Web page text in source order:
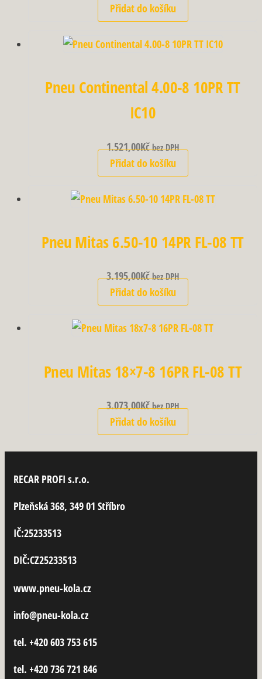
Přidat do košíku
Pneu Continental 4.00-8 10PR TT
IC10
1.521,00Kč bez DPH
Přidat do košíku
Pneu Mitas 6.50-10 14PR FL-08 TT
3.195,00Kč bez DPH
Přidat do košíku
Pneu Mitas 18×7-8 16PR FL-08 TT
3.073,00Kč bez DPH
Přidat do košíku
RECAR PROFI s.r.o.
Plzeňská 368, 349 01 Stříbro
IČ:25233513
DIČ:CZ25233513
www.pneu-kola.cz
info@pneu-kola.cz
tel. +420 603 753 615
tel. +420 736 721 846